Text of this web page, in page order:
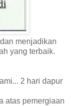
menjadikan
yang terbaik.
2 hari dapur
atas pemergiaan